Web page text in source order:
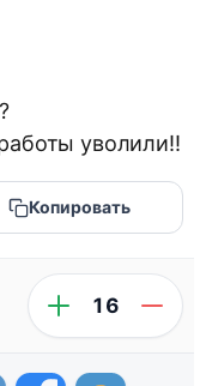
уволили!!
Копировать
16